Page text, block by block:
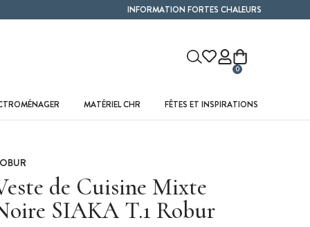
INFORMATION FORTES CHALEURS
0
MATÉRIEL CHR FÊTES ET INSPIRATIONS
de Cuisine Mixte
SIAKA T.1 Robur